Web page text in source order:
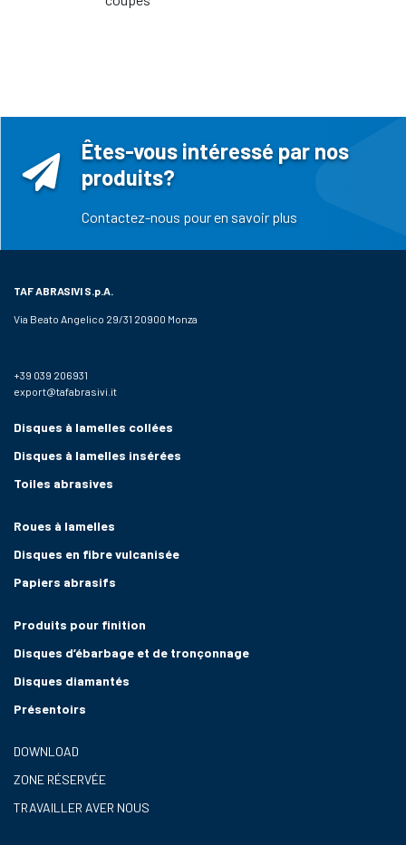
Êtes-vous intéressé par nos
produits?
Contactez-nous pour en savoir plus
TAF ABRASIVI S.p.A.
Via Beato Angelico 29/31 20900 Monza
+39 039 206931
export@tafabrasivi.it
Disques à lamelles collées
Disques à lamelles insérées
Toiles abrasives
Roues à lamelles
Disques en fibre vulcanisée
Papiers abrasifs
Produits pour finition
Disques d’ébarbage et de tronçonnage
Disques diamantés
Présentoirs
DOWNLOAD
ZONE RÉSERVÉE
TRAVAILLER AVER NOUS